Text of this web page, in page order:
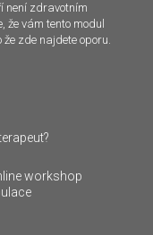
není zdravotním
že vám tento modul
zde najdete oporu.
workshop